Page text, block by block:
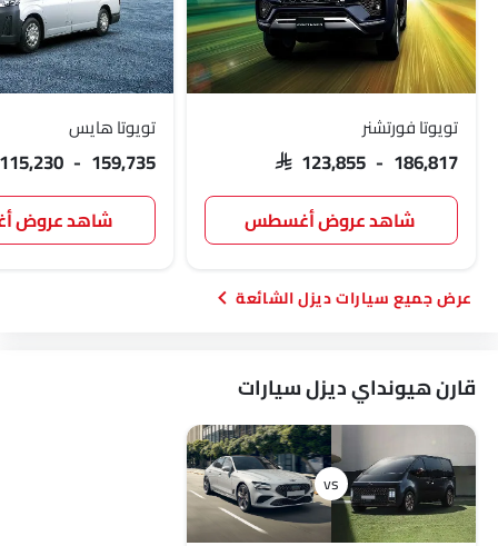
تويوتا فورتشنر
SAR 123,855 - 186,817
شاهد عروض أغسطس
تويوتا هايس
115,230 - 159,735
شاهد عروض
سيارات ديزل الشائعة
قارن هيونداي ديزل سيارات